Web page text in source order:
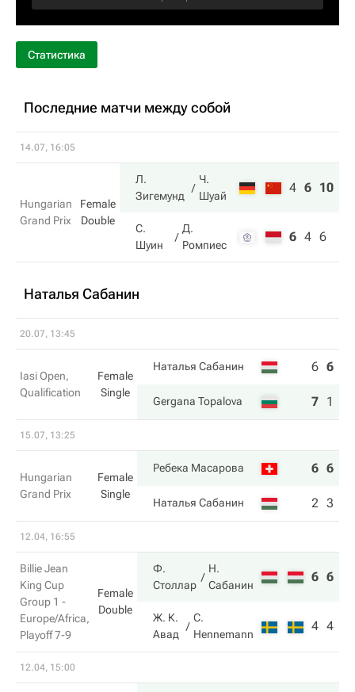
Статистика
Последние матчи между собой
14.07, 16:05
Hungarian
Grand Prix
Female
Double
Л.
Зигемунд
Ч.
Шуай
4 6 10
С.
Шуин
Д.
Ромпиес
6 4 6
Наталья Сабанин
20.07, 13:45
Iasi Open,
Qualification
Female
Single
Наталья Сабанин 6 6
Gergana Topalova 7 1
15.07, 13:25
Hungarian
Grand Prix
Female
Single
Ребека Масарова 6 6
Наталья Сабанин 2 3
12.04, 16:55
Billie Jean
King Cup
Group 1 -
Europe/Africa,
Playoff 7-9
Female
Double
Ф.
Столлар
Н.
Сабанин
6 6
Ж. К.
Авад
C.
Hennemann
4 4
12.04, 15:00